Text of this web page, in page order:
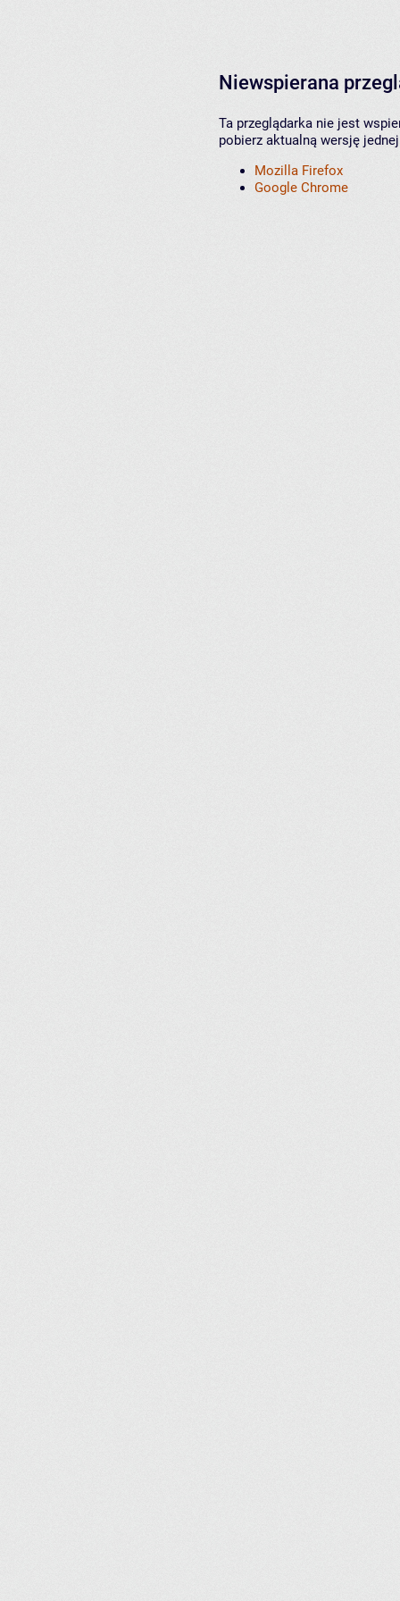
Niewspierana
Ta przeglądarka nie jest
pobierz aktualną wersję
Mozilla Firefox
Google Chrome